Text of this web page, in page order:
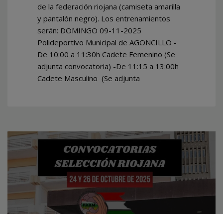
de la federación riojana (camiseta amarilla
y pantalón negro). Los entrenamientos
serán: DOMINGO 09-11-2025
Polideportivo Municipal de AGONCILLO -
De 10:00 a 11:30h Cadete Femenino (Se
adjunta convocatoria) -De 11:15 a 13:00h
Cadete Masculino (Se adjunta